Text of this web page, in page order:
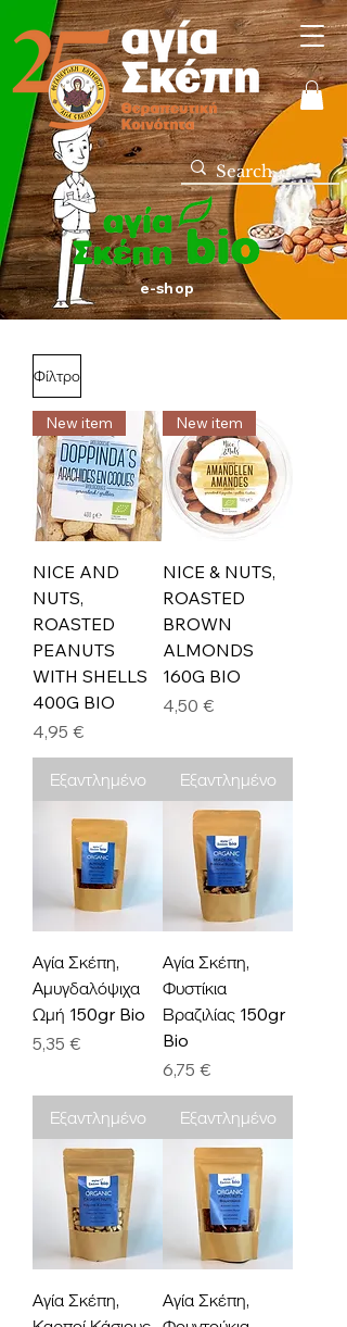
e-shop
Φίλτρο
New item
NICE AND
NUTS,
ROASTED
PEANUTS
WITH SHELLS
400G BIO
Τιμή
4,95 €
Εξαντλημένο
New item
NICE & NUTS,
ROASTED
BROWN
ALMONDS
160G BIO
Τιμή
4,50 €
Εξαντλημένο
Αγία Σκέπη,
Αμυγδαλόψιχα
Ωμή 150gr Bio
Τιμή
5,35 €
Εξαντλημένο
Αγία Σκέπη,
Φυστίκια
Βραζιλίας 150gr
Bio
Τιμή
6,75 €
Εξαντλημένο
Αγία Σκέπη,
Αγία Σκέπη,